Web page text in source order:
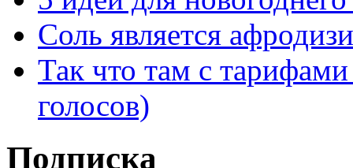
Соль является
Так что там с
голосов)
Подписка